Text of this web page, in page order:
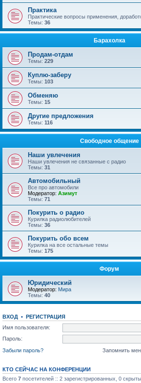
Практика
Практические вопросы применения,
Темы: 36
Барахолка
Продам-отдам
Темы: 229
Куплю-заберу
Темы: 103
Обменяю
Темы: 15
Другие предложения
Темы: 116
Свободное общение
Наши увлечения
Наши увлечения не связанные с радио
Темы: 31
Автомобильный
Все про автомобили
Модератор: Азимут
Темы: 71
Покурить о радио
Курилка радиолюбителей
Темы: 36
Покурить обо всем
Курилка на все остальные темы
Темы: 175
Форум
Юридический
Модератор: Мира
Темы: 40
ВХОД • РЕГИСТРАЦИЯ
Имя пользователя:
Пароль:
Забыли пароль?
Запомнить
КТО СЕЙЧАС НА КОНФЕРЕНЦИИ
Всего 7 посетителей :: 2 зарегистрированных, 0